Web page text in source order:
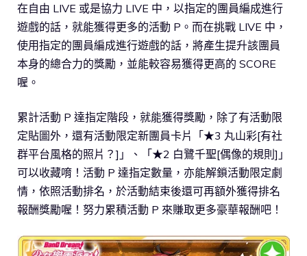
在自由 LIVE 或是協力 LIVE 中，以指定的團員編成進行
遊戲的話，就能獲得更多的活動 P。而在挑戰 LIVE 中，
使用指定的團員編成進行遊戲的話，將產生提升該團員
本身的總合力的獎勵，並能較容易獲得更高的 SCORE
喔。
累計活動 P 達指定階段，就能獲得獎勵，除了有活動限
定貼圖外，還有活動限定新團員卡片「★3 丸山彩[有社
群平台風格的照片？]」、「★2 白鷺千聖[偶像的規則]」
可以收藏唷！活動 P 達指定數量，亦能解鎖活動限定劇
情，依照活動排名，於活動結束後還可再額外獲得排名
報酬獎勵喔！努力累積活動 P 來賺取更多豪華報酬吧！